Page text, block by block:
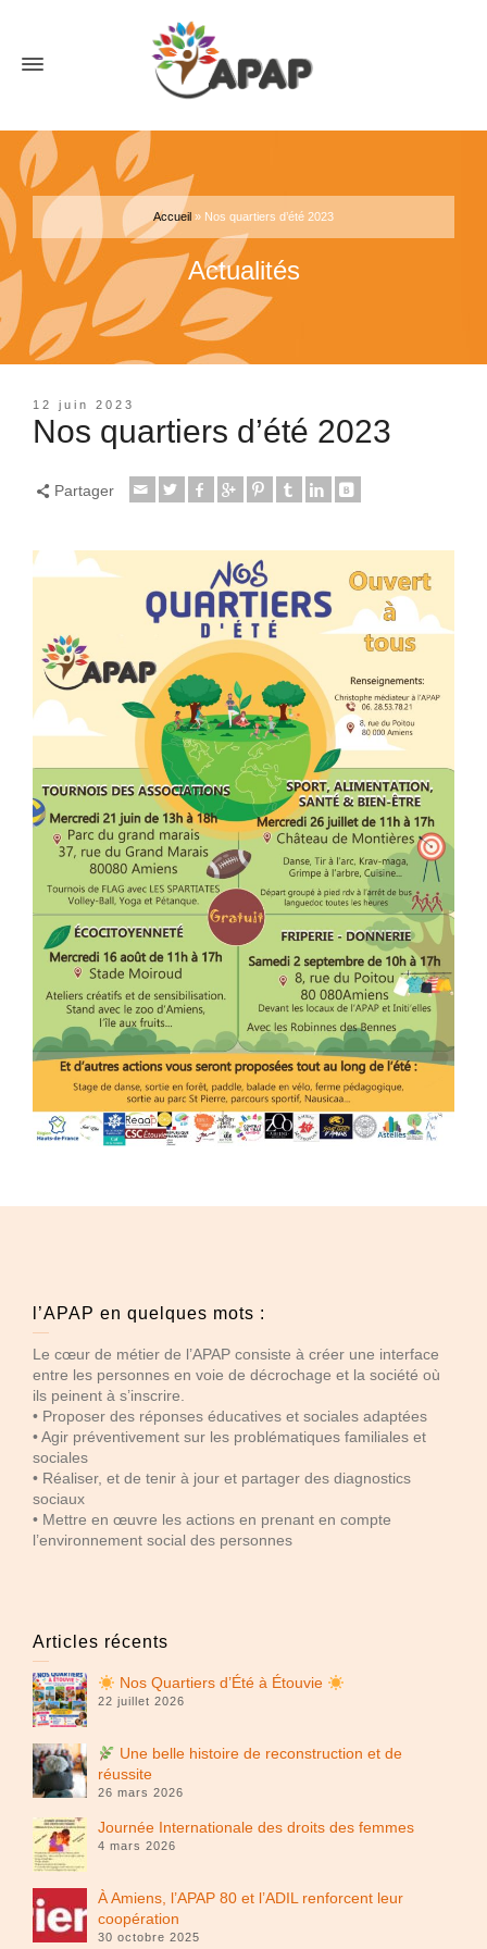
Accueil » Nos quartiers d’été 2023
Actualités
12 juin 2023
Nos quartiers d’été 2023
Partager
l’APAP en quelques mots :
Le cœur de métier de l’APAP consiste à créer une interface
entre les personnes en voie de décrochage et la société où
ils peinent à s’inscrire.
• Proposer des réponses éducatives et sociales adaptées
• Agir préventivement sur les problématiques familiales et
sociales
• Réaliser, et de tenir à jour et partager des diagnostics
sociaux
• Mettre en œuvre les actions en prenant en compte
l’environnement social des personnes
Articles récents
Nos Quartiers d’Été à Étouvie
22 juillet 2026
Une belle histoire de reconstruction et de
réussite
26 mars 2026
Journée Internationale des droits des femmes
4 mars 2026
À Amiens, l’APAP 80 et l’ADIL renforcent leur
coopération
30 octobre 2025